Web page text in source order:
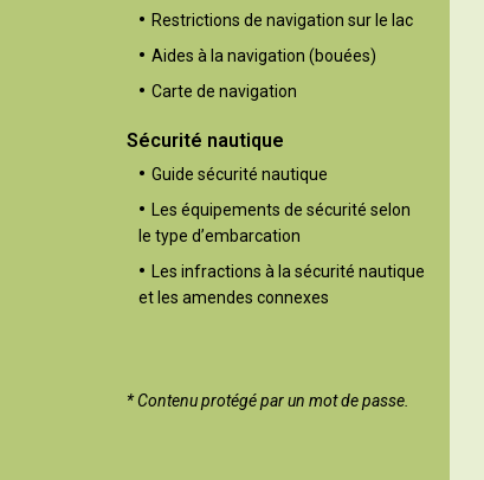
Restrictions de navigation sur le lac
Aides à la navigation (bouées)
Carte de navigation
Sécurité nautique
Guide sécurité nautique
Les équipements de sécurité selon
le type d’embarcation
Les infractions à la sécurité nautique
et les amendes connexes
* Contenu protégé par un mot de passe.